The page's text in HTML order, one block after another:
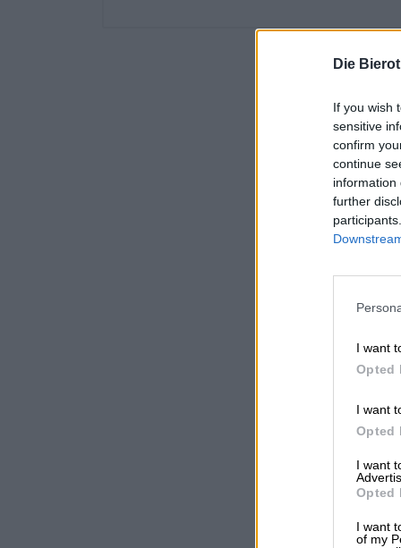
Die
If you wish
sensitive
confirm
continue
information
further
I want
Opted
I want
Opted
I want
Opted
I want
of my